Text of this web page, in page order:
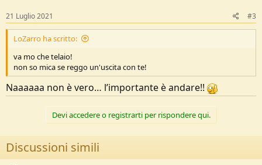
s
:
21 Luglio 2021 #3
LoZarro ha scritto:
va mo che telaio!
non so mica se reggo un'uscita con te!
Naaaaaa non è vero… l’importante è andare!!
Devi accedere o registrarti per rispondere qui.
Discussioni simili